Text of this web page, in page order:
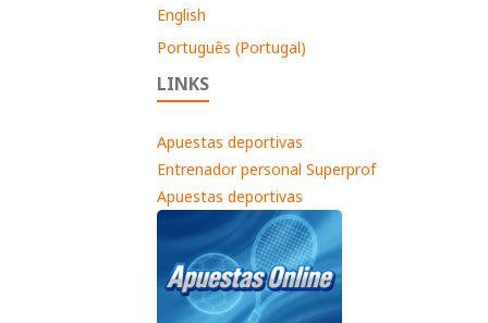
English
Português (Portugal)
LINKS
Apuestas deportivas
Entrenador personal Superprof
Apuestas deportivas